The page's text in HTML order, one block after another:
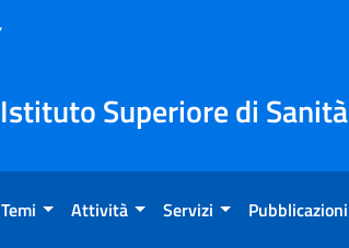
Istituto Superiore di Sanità
Temi Attività Servizi Pubblicazioni